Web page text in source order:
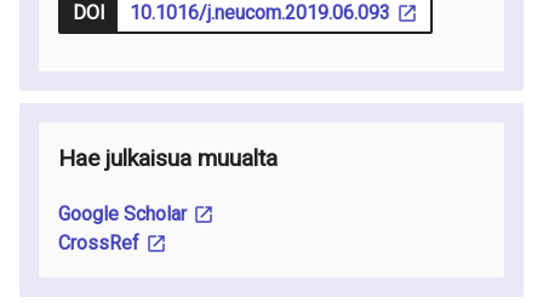
DOI 10.1016/j.neucom.2019.06.093
Hae julkaisua muualta
Google Scholar
CrossRef